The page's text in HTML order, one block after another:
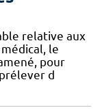
relative aux
le
pour
d